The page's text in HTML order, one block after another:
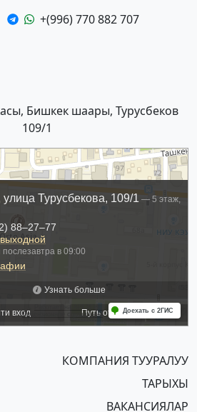
+(996) 770 882 707
Бишкек шаары, Турусбеков
109/1
КОМПАНИЯ ТУУРАЛУУ
ТАРЫХЫ
ВАКАНСИЯЛАР